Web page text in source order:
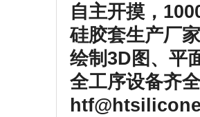
自主开摸，
硅胶套生产厂
绘制3D图、平
全工序设备齐